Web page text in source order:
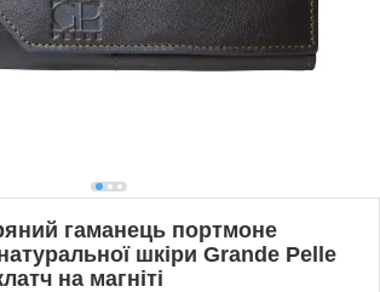
гаманець портмоне
шкіри Grande Pelle
на магніті